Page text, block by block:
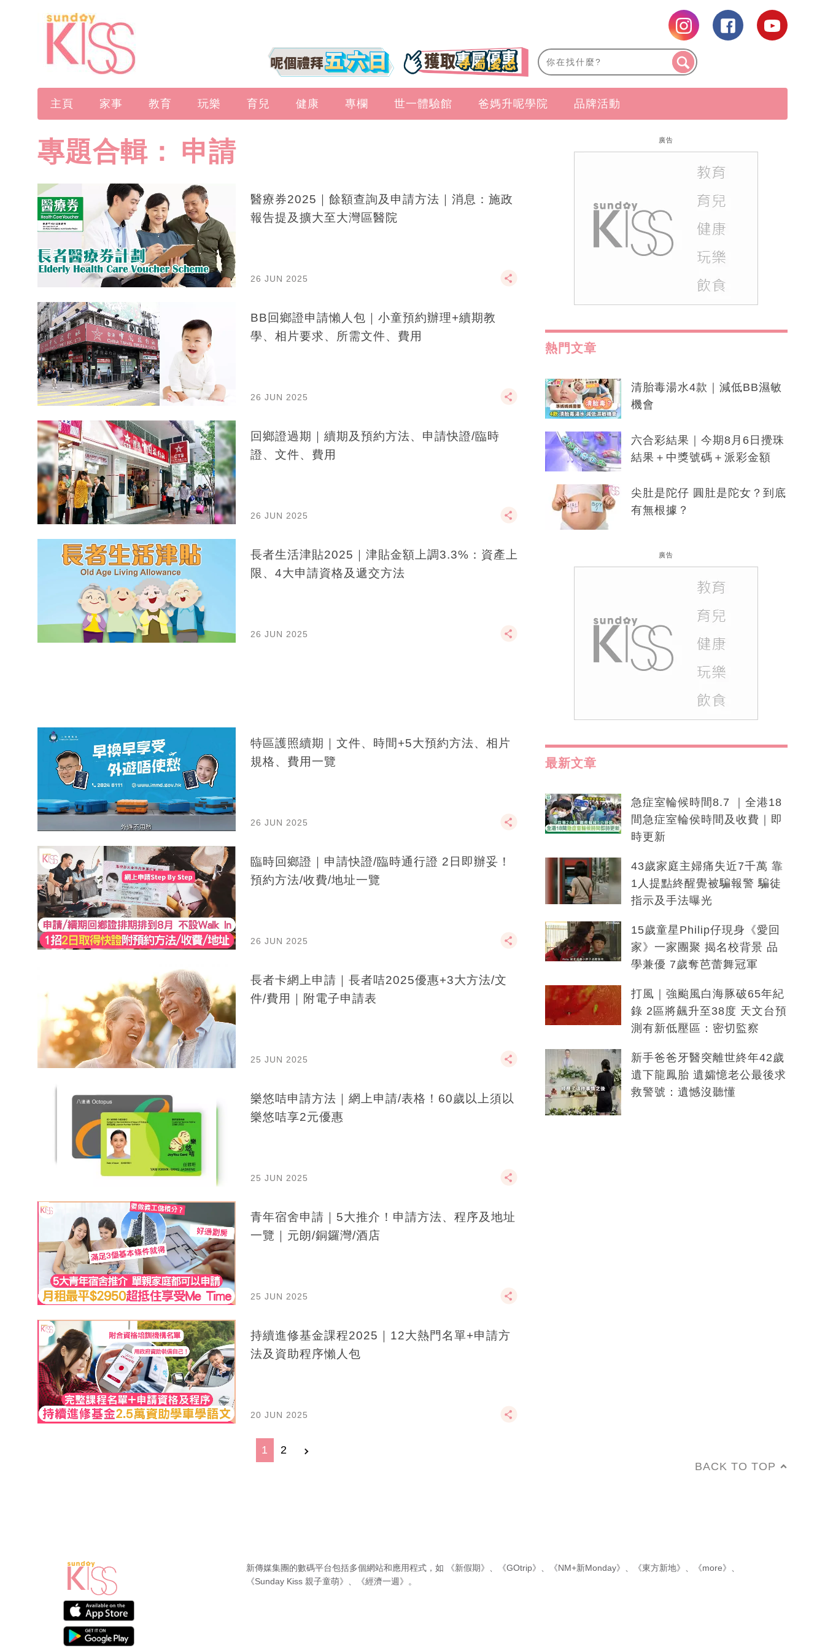
主頁 家事 教育 玩樂 育兒 健康 專欄 世一體驗館 爸媽升呢學院 品牌活動
專題合輯： 申請
醫療券2025｜餘額查詢及申請方法｜消息：施政
報告提及擴大至大灣區醫院
26 JUN 2025
BB回鄉證申請懶人包｜小童預約辦理+續期教
學、相片要求、所需文件、費用
26 JUN 2025
回鄉證過期｜續期及預約方法、申請快證/臨時
證、文件、費用
26 JUN 2025
長者生活津貼2025｜津貼金額上調3.3%：資產上
限、4大申請資格及遞交方法
26 JUN 2025
特區護照續期｜文件、時間+5大預約方法、相片
規格、費用一覽
26 JUN 2025
臨時回鄉證｜申請快證/臨時通行證 2日即辦妥！
預約方法/收費/地址一覽
26 JUN 2025
長者卡網上申請｜長者咭2025優惠+3大方法/文
件/費用｜附電子申請表
25 JUN 2025
樂悠咭申請方法｜網上申請/表格！60歲以上須以
樂悠咭享2元優惠
25 JUN 2025
青年宿舍申請｜5大推介！申請方法、程序及地址
一覽｜元朗/銅鑼灣/酒店
25 JUN 2025
持續進修基金課程2025｜12大熱門名單+申請方
法及資助程序懶人包
20 JUN 2025
1 2
廣告
熱門文章
清胎毒湯水4款｜減低BB濕敏
機會
六合彩結果｜今期8月6日攪珠
結果＋中獎號碼＋派彩金額
尖肚是陀仔 圓肚是陀女？到底
有無根據？
廣告
最新文章
急症室輪候時間8.7 ｜全港18
間急症室輪侯時間及收費｜即
時更新
43歲家庭主婦痛失近7千萬 靠
1人提點終醒覺被騙報警 騙徒
指示及手法曝光
15歲童星Philip仔現身《愛回
家》一家團聚 揭名校背景 品
學兼優 7歲奪芭蕾舞冠軍
打風｜強颱風白海豚破65年紀
錄 2區將飆升至38度 天文台預
測有新低壓區：密切監察
新手爸爸牙醫突離世終年42歲
遺下龍鳳胎 遺孀憶老公最後求
救警號：遺憾沒聽懂
BACK TO TOP
新傳媒集團的數碼平台包括多個網站和應用程式，如 《新假期》 《GOtrip》 《NM+新Monday》 《東方新地》 《more》
《Sunday Kiss 親子童萌》
《經濟一週》 。